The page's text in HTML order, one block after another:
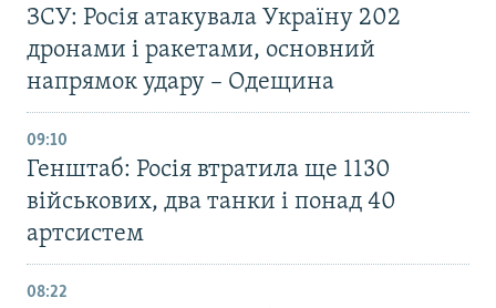
ЗСУ: Росія атакувала Україну 202
дронами і ракетами, основний
напрямок удару – Одещина
09:10
Генштаб: Росія втратила ще 1130
військових, два танки і понад 40
артсистем
08:22